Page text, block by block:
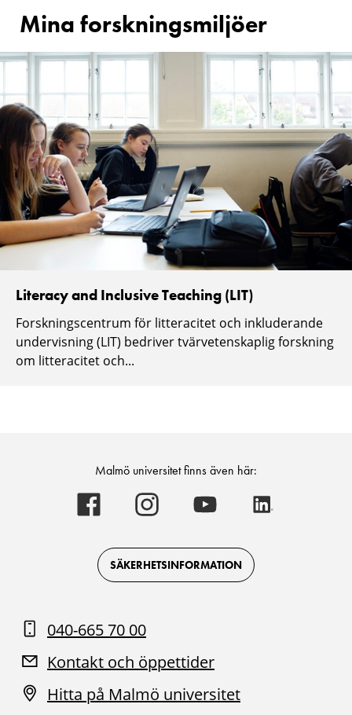
Mina forskningsmiljöer
Literacy and Inclusive Teaching (LIT)
Forskningscentrum för litteracitet och inkluderande
undervisning (LIT) bedriver tvärvetenskaplig forskning
om litteracitet och...
Malmö universitet finns även här:
Malmö
universitet
on
Facebook
Malmö
universitet
on
Instagram
Malmö
universitet
on
Youtube
SÄKERHETSINFORMATION
040-665 70 00
Kontakt och öppettider
Hitta på Malmö universitet